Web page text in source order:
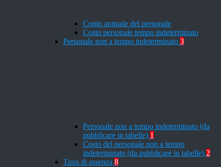
Conto annuale del personale
Costo personale tempo indeterminato
Personale non a tempo indeterminato 3
Personale non a tempo indeterminato (da
pubblicare in tabelle) 1
Costo del personale non a tempo
indeterminato (da pubblicare in tabelle) 2
Tassi di assenza 8